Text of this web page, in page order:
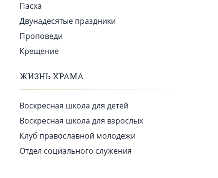
Пасха
Двунадесятые праздники
Проповеди
Крещение
ЖИЗНЬ ХРАМА
Воскресная школа для детей
Воскресная школа для взрослых
Клуб православной молодежи
Отдел социального служения